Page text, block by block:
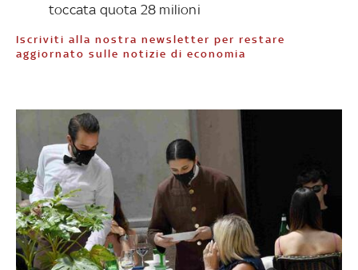
toccata quota 28 milioni
Iscriviti alla nostra newsletter per restare
aggiornato sulle notizie di economia